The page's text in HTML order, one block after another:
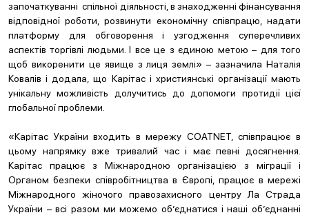
започаткуванні спільної діяльності, в знаходженні фінансування
відповідної роботи, розвинути економічну співпрацю, надати
платформу для обговорення і узгодження суперечливих
аспектів торгівлі людьми. І все це з єдиною метою – для того
щоб викоренити це явище з лиця землі» – зазначила Наталія
Ковалів і додала, що Карітас і християнські організації мають
унікальну можливість долучитись до допомоги протидії цієї
глобальної проблеми.
«Карітас України входить в мережу СОATNET, співпрацює в
цьому напрямку вже тривалий час і має певні досягнення.
Карітас працює з Міжнародною організацією з міграції і
Органом безпеки співробітництва в Європі, працює в мережі
Міжнародного жіночого правозахисного центру Ла Страда
України – всі разом ми можемо об’єднатися і наші об’єднанні